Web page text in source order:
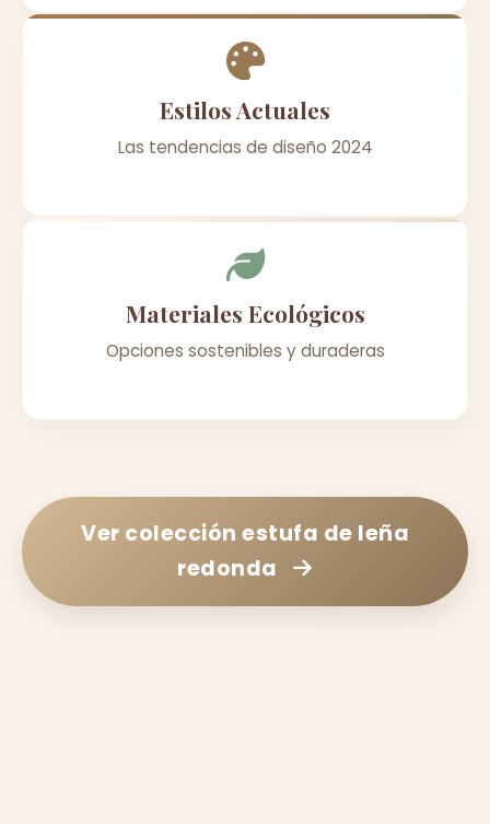
Estilos Actuales
Las tendencias de diseño 2024
Materiales Ecológicos
Opciones sostenibles y duraderas
Ver colección estufa de leña
redonda